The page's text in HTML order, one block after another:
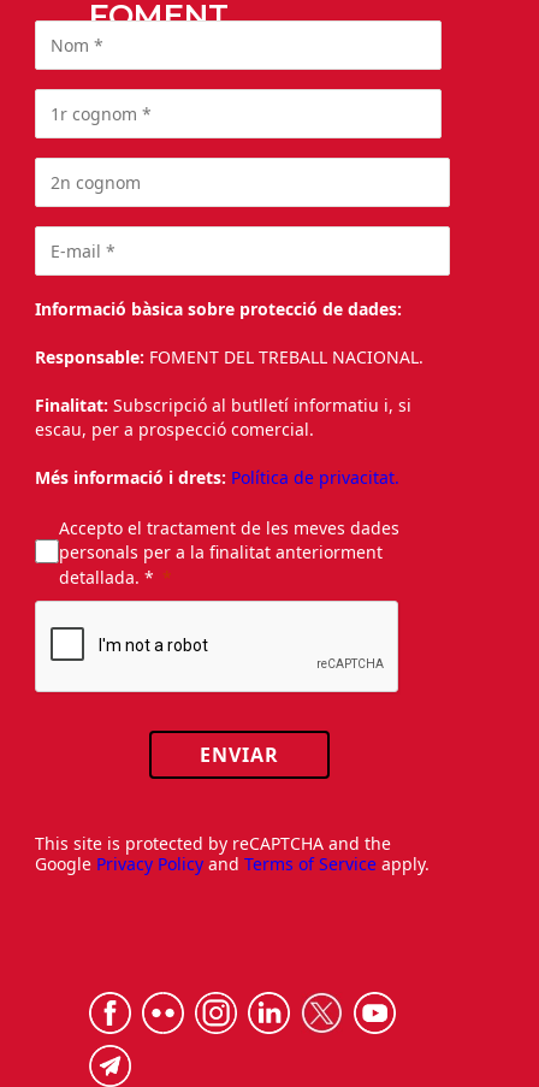
FOMENT
Informació bàsica sobre protecció de dades:
Responsable: FOMENT DEL TREBALL NACIONAL.
Finalitat: Subscripció al butlletí informatiu i, si
escau, per a prospecció comercial.
Més informació i drets: Política de privacitat.
Accepto el tractament de les meves dades
personals per a la finalitat anteriorment
detallada. *
ENVIAR
This site is protected by reCAPTCHA and the
Google Privacy Policy and Terms of Service apply.